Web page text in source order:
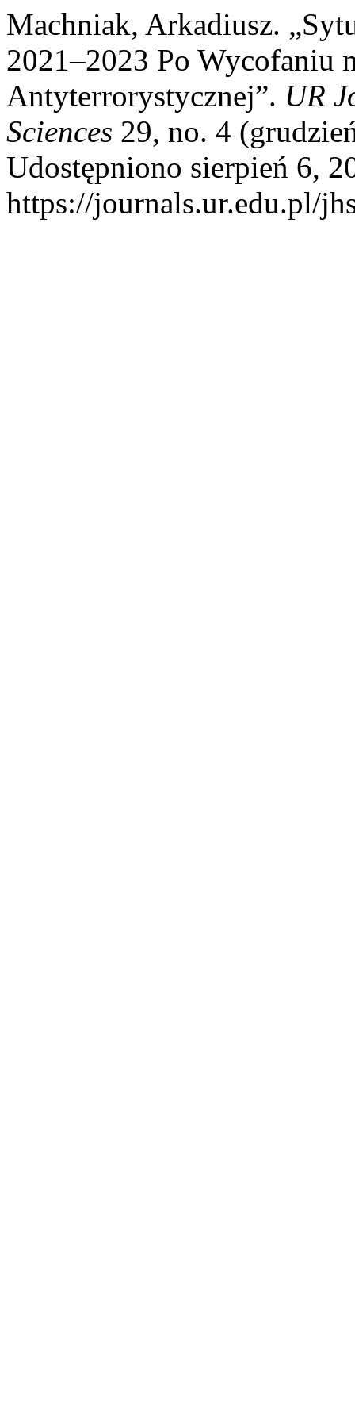
Machniak, Arkadiusz.
2021–2023 Po Wycofaniu
Antyterrorystycznej”. UR
Sciences 29, no. 4
Udostępniono sierpień 6,
https://journals.ur.edu.pl/